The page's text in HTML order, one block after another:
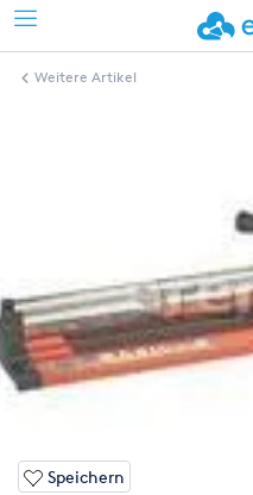
Weitere Artikel
Speichern